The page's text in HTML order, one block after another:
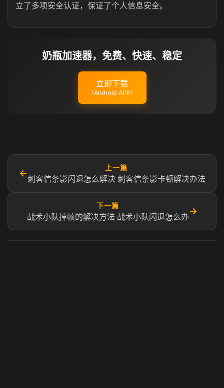
立了多项安全认证，保证了个人信息安全。
奶瓶加速器，免费、快速、稳定
立即下载
（Android APK）
←
上一篇
刺客信条影闪退怎么解决 刺客信条影卡顿解决办法
下一篇
战术小队掉帧的解决方法 战术小队闪退怎么办
→